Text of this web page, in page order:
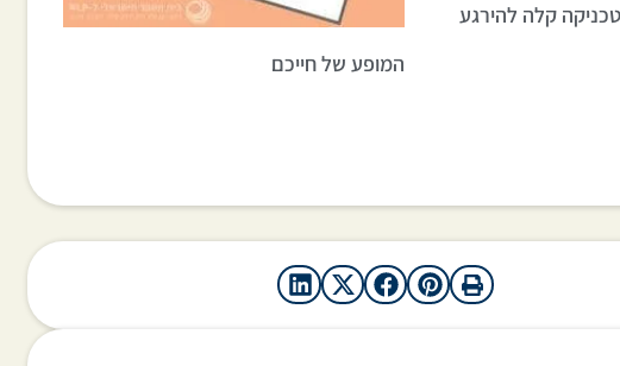
קלה להירגע
המופע של חייכם